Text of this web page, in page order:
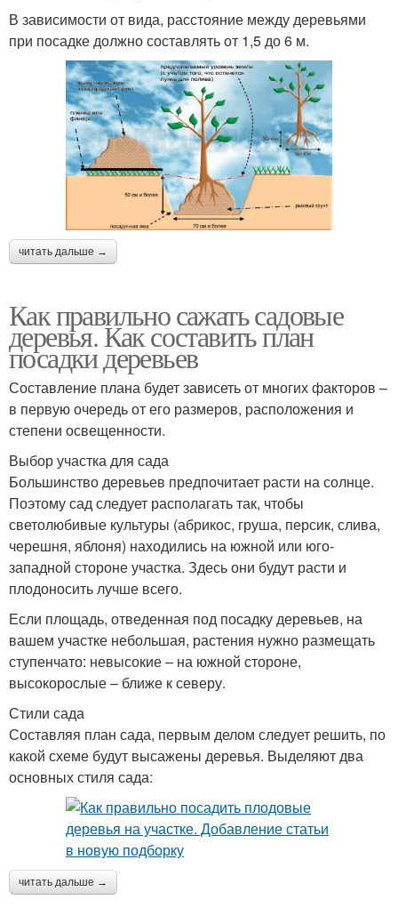
В зависимости от вида, расстояние между деревьями
при посадке должно составлять от 1,5 до 6 м.
читать дальше →
Как правильно сажать садовые
деревья. Как составить план
посадки деревьев
Составление плана будет зависеть от многих факторов –
в первую очередь от его размеров, расположения и
степени освещенности.
Выбор участка для сада
Большинство деревьев предпочитает расти на солнце.
Поэтому сад следует располагать так, чтобы
светолюбивые культуры (абрикос, груша, персик, слива,
черешня, яблоня) находились на южной или юго-
западной стороне участка. Здесь они будут расти и
плодоносить лучше всего.
Если площадь, отведенная под посадку деревьев, на
вашем участке небольшая, растения нужно размещать
ступенчато: невысокие – на южной стороне,
высокорослые – ближе к северу.
Стили сада
Составляя план сада, первым делом следует решить, по
какой схеме будут высажены деревья. Выделяют два
основных стиля сада:
читать дальше →